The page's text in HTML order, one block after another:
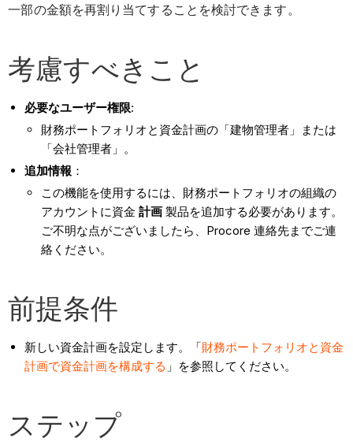
一部の金額を再割り当てすることを検討できます。
考慮すべきこと
必要なユーザー権限:
財務ポートフォリオと資金計画の「建物管理者」または
「会社管理者」。
追加情報 ：
この機能を使用するには、財務ポートフォリオの組織の
アカウントに資金計画 製品を追加する必要があります。
ご不明な点がございましたら、Procore 連絡先までご連
絡ください。
前提条件
新しい資金計画を設定します。「財務ポートフォリオと資金
計画で資金計画を構成する 」を参照してください。
ステップ